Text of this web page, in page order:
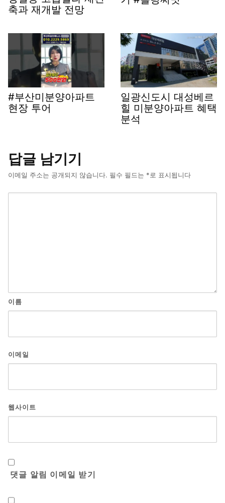
축과 재개발 전망
#부산미분양아파트
현장 투어
일광신도시 대성베르
힐 미분양아파트 혜택
분석
답글 남기기
이메일 주소는 공개되지 않습니다. 필수 필드는 *로 표시됩니다
이름
이메일
웹사이트
댓글 알림 이메일 받기